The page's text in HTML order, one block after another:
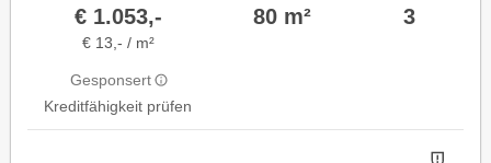
€ 1.053,-
€ 13,- / m²
Gesponsert
Kreditfähigkeit prüfen
80 m² 3